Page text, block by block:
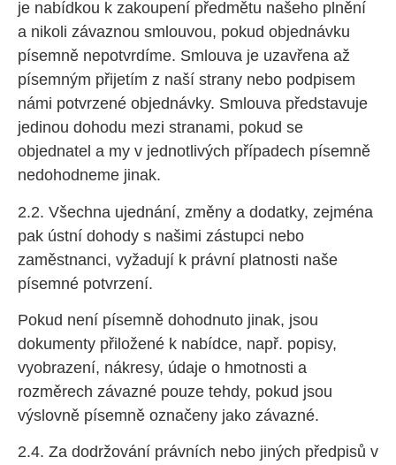
je nabídkou k zakoupení předmětu našeho plnění
a nikoli závaznou smlouvou, pokud objednávku
písemně nepotvrdíme. Smlouva je uzavřena až
písemným přijetím z naší strany nebo podpisem
námi potvrzené objednávky. Smlouva představuje
jedinou dohodu mezi stranami, pokud se
objednatel a my v jednotlivých případech písemně
nedohodneme jinak.
2.2. Všechna ujednání, změny a dodatky, zejména
pak ústní dohody s našimi zástupci nebo
zaměstnanci, vyžadují k právní platnosti naše
písemné potvrzení.
Pokud není písemně dohodnuto jinak, jsou
dokumenty přiložené k nabídce, např. popisy,
vyobrazení, nákresy, údaje o hmotnosti a
rozměrech závazné pouze tehdy, pokud jsou
výslovně písemně označeny jako závazné.
2.4. Za dodržování právních nebo jiných předpisů v